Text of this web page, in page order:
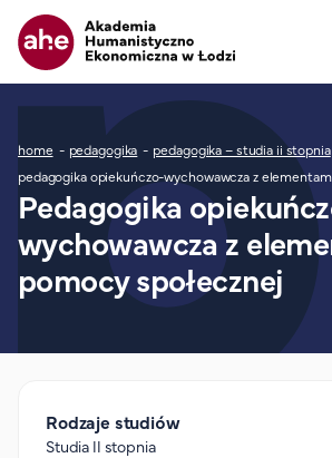
Główna nawigacja
Dla kandydata
Wszystkie kierunki
Studia I stopnia
Studia II stopnia
Studia jednolite magisterskie
Opłaty za studia
Ścieżka nawigacyjna
home pedagogika
pedagogika – studia ii stopnia
pedagogika opiekuńczo-wychowawcza z
Pedagogika
wychowawcza z
pomocy społecznej
Rodzaje studiów
Studia II stopnia